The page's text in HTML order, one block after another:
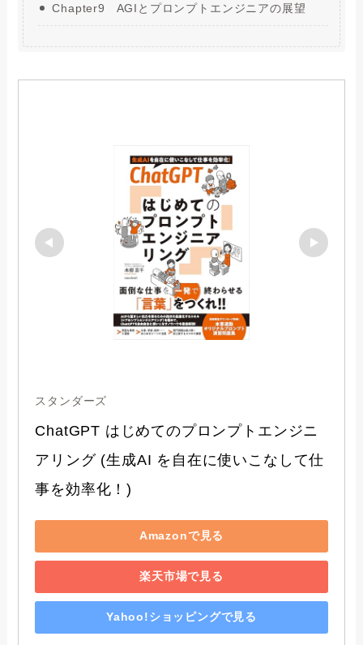
Chapter9 AGIとプロンプトエンジニアの展望
スタンダーズ
ChatGPT はじめてのプロンプトエンジニ
アリング (生成AI を自在に使いこなして仕
事を効率化！)
Amazonで見る
楽天市場で見る
Yahoo!ショッピングで見る